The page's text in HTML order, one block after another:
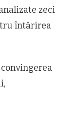
zeci
întărirea